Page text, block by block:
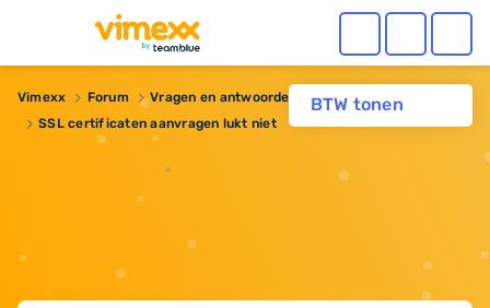
BTW tonen
Vimexx Forum
Vragen en antwoorden
SSL certificaten aanvragen lukt niet